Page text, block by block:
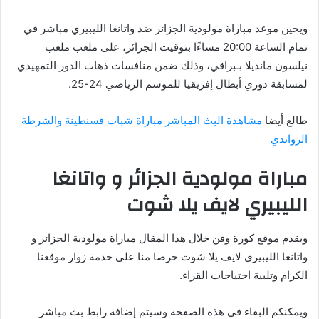
ويحين موعد مباراة مولودية الجزائر ضد واتانغا الليبيري مباشر في
تمام الساعة 20:00 مساءًا بتوقيت الجزائر، على ملعب ملعب
نيلسون مانديلا بـبراقي، وذلك ضمن منافسات ذهاب الدور التمهيدي
لمسابقة دوري أبطال إفريقيا للموسم الرياضي 24-25.
طالع أيضا مشاهدة البث المباشر مباراة شباب قسنطينة والشرطة
الرواندي
مباراة مولودية الجزائر و واتانغا
الليبيري لايف يلا شوت
ويقدم موقع كورة وفن خلال هذا المقال مباراة مولودية الجزائر و
واتانغا الليبيري لايف يلا شوت حرصا منا على خدمة زوار موقعنا
الكرام وتلبية احتياجات القراء.
ويمكنكم البقاء في هذه الصفحة وسيتم إضافة رابط بث مباشر